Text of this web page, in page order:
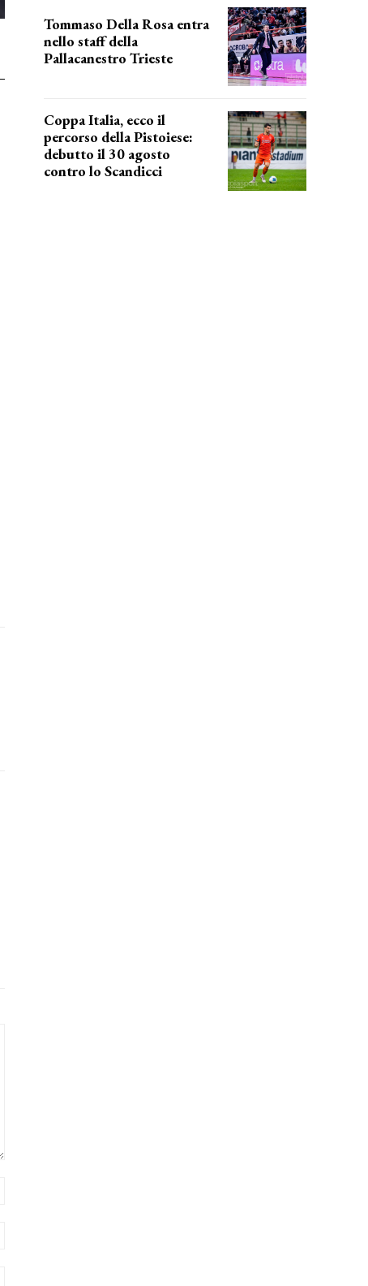
Tommaso Della Rosa entra
nello staff della
Pallacanestro Trieste
Coppa Italia, ecco il
percorso della Pistoiese:
debutto il 30 agosto
contro lo Scandicci